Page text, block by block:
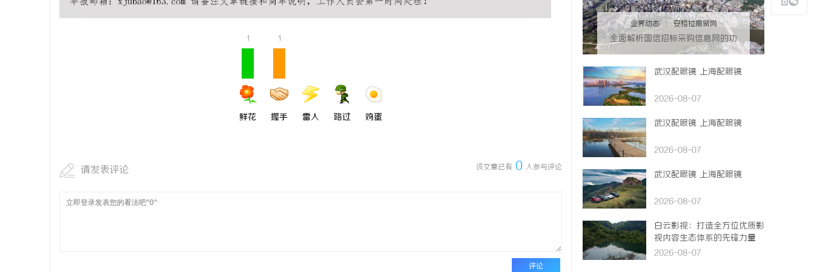
1
鲜花
1
握手 雷人 路过 鸡蛋
该文章已有 0 人参与评论
请发表评论
评论
业界动态 安格拉商贸网
全面解析国信招标采购信息网的功
能与优势
武汉配眼镜 上海配眼镜
2026-08-07
武汉配眼镜 上海配眼镜
2026-08-07
武汉配眼镜 上海配眼镜
2026-08-07
白云影视：打造全方位优质影
视内容生态体系的先锋力量
2026-08-07